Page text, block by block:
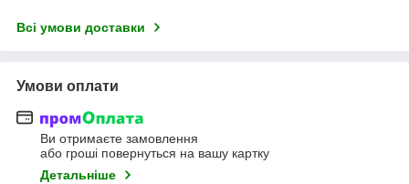
Всі умови доставки
Умови оплати
Ви отримаєте замовлення
або гроші повернуться на вашу картку
Детальніше